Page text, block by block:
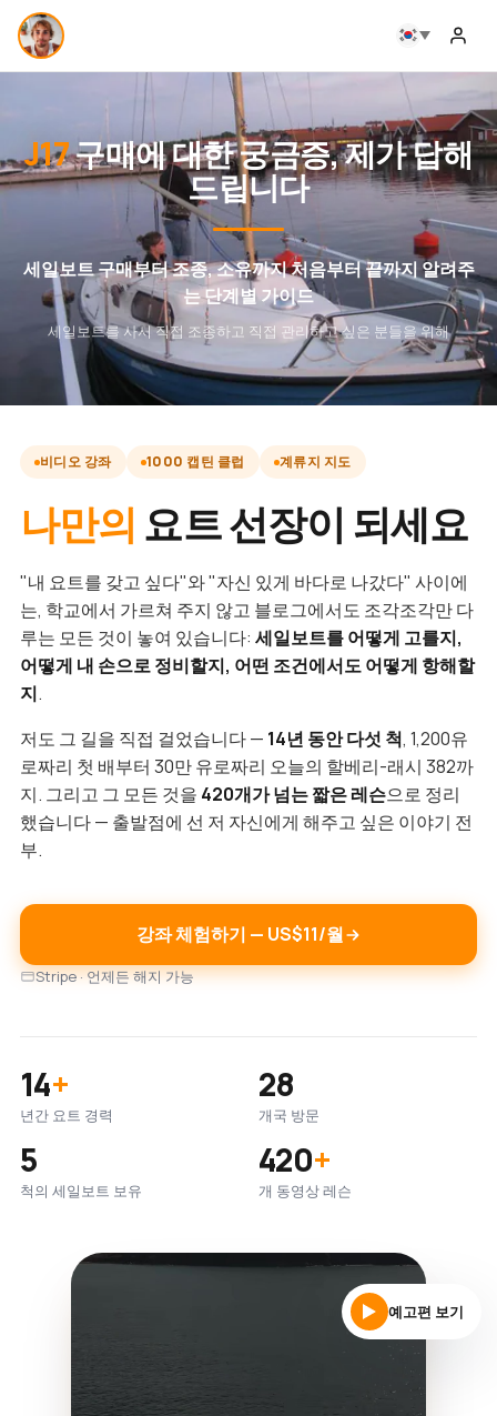
J17구매에 대한 궁금증, 제가 답해
드립니다
세일보트 구매부터 조종, 소유까지 처음부터 끝까지 알려주
는 단계별 가이드
세일보트를 사서 직접 조종하고 직접 관리하고 싶은 분들을 위해
비디오 강좌 1000 캡틴 클럽 계류지 지도
나만의 요트 선장이 되세요
"내 요트를 갖고 싶다"와 "자신 있게 바다로 나갔다" 사이에
는, 학교에서 가르쳐 주지 않고 블로그에서도 조각조각만 다
루는 모든 것이 놓여 있습니다: 세일보트를 어떻게 고를지,
어떻게 내 손으로 정비할지, 어떤 조건에서도 어떻게 항해할
지.
저도 그 길을 직접 걸었습니다 — 14년 동안 다섯 척, 1,200유
로짜리 첫 배부터 30만 유로짜리 오늘의 할베리-래시 382까
지. 그리고 그 모든 것을 420개가 넘는 짧은 레슨으로 정리
했습니다 — 출발점에 선 저 자신에게 해주고 싶은 이야기 전
부.
강좌 체험하기 — US$11/월
Stripe · 언제든 해지 가능
14+
년간 요트 경력
28
개국 방문
5
척의 세일보트 보유
420+
개 동영상 레슨
예고편 보기